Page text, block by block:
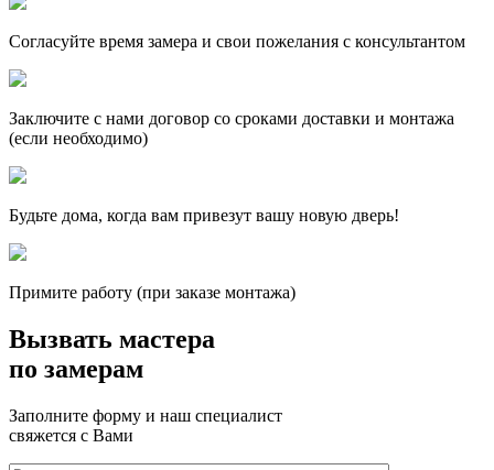
Согласуйте время замера и свои пожелания с консультантом
Заключите с нами договор со сроками доставки и монтажа
(если необходимо)
Будьте дома, когда вам привезут вашу новую дверь!
Примите работу (при заказе монтажа)
Вызвать мастера
по замерам
Заполните форму и наш специалист
свяжется с Вами